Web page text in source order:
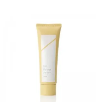
上からササッとUVカットとお直し
が同時にできるお役立ちアイテムで
す。毛穴や色ムラをカバーしながら
も、素肌のような透明美肌を叶える
秘密は「スムースヴェールパウダー
(*1)」にあります。7種の球状粉体
(*2)が凹凸を埋めて、肌に薄いヴェ
ールをかけるようにカバー。さらに